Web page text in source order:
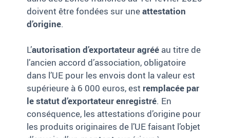
doivent être fondées sur uneattestation
d’origine.
L’autorisation d’exportateur agréé au titre de
l’ancien accord d’association, obligatoire
dans l’UE pour les envois dont la valeur est
supérieure à 6 000 euros, est remplacée par
le statut d’exportateur enregistré. En
conséquence, les attestations d’origine pour
les produits originaires de l’UE faisant l’objet